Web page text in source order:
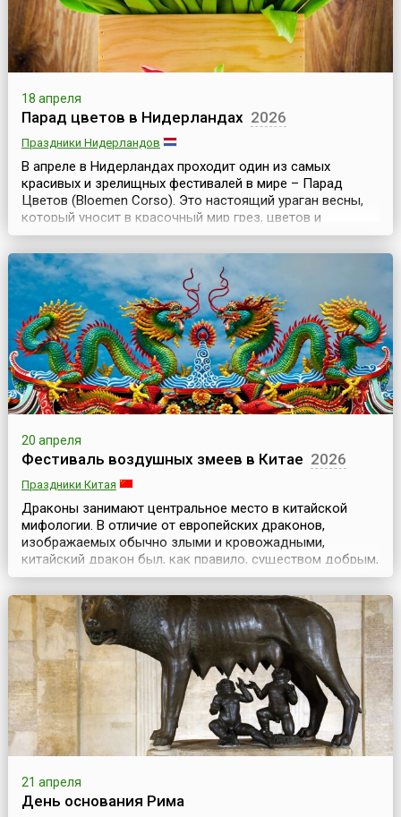
18 апреля
Парад цветов в Нидерландах 2026
Праздники Нидерландов
В апреле в Нидерландах проходит один из самых
красивых и зрелищных фестивалей в мире – Парад
Цветов (Bloemen Corso). Это настоящий ураган весны,
который уносит в красочный мир грез, цветов и
солнца.Весь праздник цветов длится 5 дней, но главное
мероприятие – парад проходит в субботу. По традиции,
цветочное шествие, начинающееся в 9 утра в
Нордвейке, представляет собой большую праздничную
колон...
20 апреля
Фестиваль воздушных змеев в Китае 2026
Праздники Китая
Драконы занимают центральное место в китайской
мифологии. В отличие от европейских драконов,
изображаемых обычно злыми и кровожадными,
китайский дракон был, как правило, существом добрым,
благодатным, милостивым к людям. За это китайцы
своих драконов любили и воздавали им высокие
почести. В честь этого главного мифологического
существа в китайском городе Вэйфань проходит
Международный фест...
21 апреля
День основания Рима